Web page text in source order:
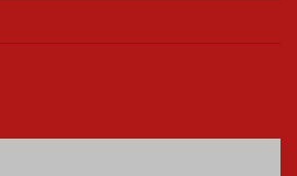
realizará nova edição da Feira